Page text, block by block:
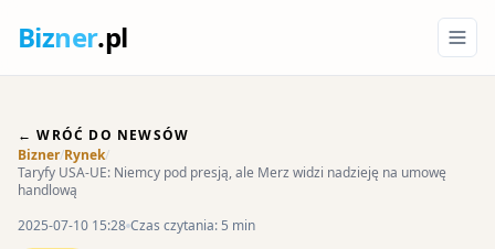
Bizner.pl
← WRÓĆ DO NEWSÓW
Bizner/Rynek/
Taryfy USA-UE: Niemcy pod presją, ale Merz widzi nadzieję na umowę
handlową
2025-07-10 15:28 Czas czytania: 5 min